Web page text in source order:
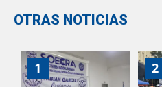
OTRAS NOTICIAS
1 2